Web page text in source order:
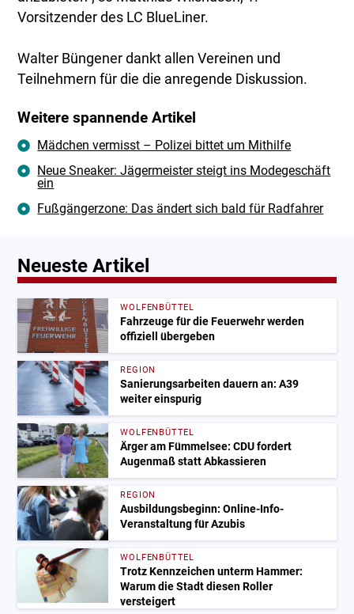
Vorsitzender des LC BlueLiner.
Walter Büngener dankt allen Vereinen und
Teilnehmern für die die anregende Diskussion.
Weitere spannende Artikel
Mädchen vermisst – Polizei bittet um Mithilfe
Neue Sneaker: Jägermeister steigt ins Modegeschäft
ein
Fußgängerzone: Das ändert sich bald für Radfahrer
Neueste Artikel
WOLFENBÜTTEL
Fahrzeuge für die Feuerwehr werden
offiziell übergeben
REGION
Sanierungsarbeiten dauern an: A39
weiter einspurig
WOLFENBÜTTEL
Ärger am Fümmelsee: CDU fordert
Augenmaß statt Abkassieren
REGION
Ausbildungsbeginn: Online-Info-
Veranstaltung für Azubis
WOLFENBÜTTEL
Trotz Kennzeichen unterm Hammer:
Warum die Stadt diesen Roller
versteigert